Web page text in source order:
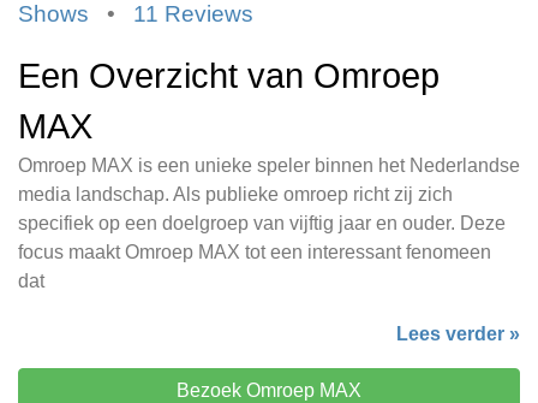
Shows • 11 Reviews
Een Overzicht van Omroep
MAX
Omroep MAX is een unieke speler binnen het Nederlandse
media landschap. Als publieke omroep richt zij zich
specifiek op een doelgroep van vijftig jaar en ouder. Deze
focus maakt Omroep MAX tot een interessant fenomeen
dat
Lees verder »
Bezoek Omroep MAX